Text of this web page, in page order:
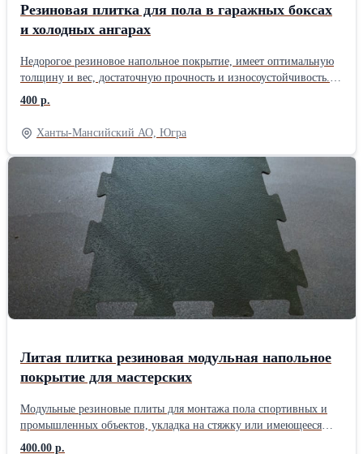
Резиновая плитка для пола в гаражных боксах
и холодных ангарах
Недорогое резиновое напольное покрытие, имеет оптимальную
толщину и вес, достаточную прочность и износоустойчивость.
Сборная плитка не только устойчива к нагрузкам и ударам, но и
способна защитить от повреждений несущее основание пола
(бетон, плиты, перекрытия). Резиновое покрытие применяется
для монтажа прочного пола в промышленных и технических,
спортивных и хозяйственных помещениях, на
производственных и ремонтных рабочих площадях с
повышенной нагрузкой на основания пола. Резиновые сборные
плиты можно уложить и на улице в качестве тротуарных
площадок. Плитку из резины можно укладывать в
неотапливаемых гаражах, боксах и ангарах, так как покрытие не
боится отрицательных температур. Литая резина не впитывает
влагу (не крошка). Технические характеристики: Размер модуля
— 500х500 мм Толщина — 10-11 мм Жесткость — 70-85 Sh A
Вес модуля — 2,9-3 кг
400 р.
Ханты-Мансийский АО, Югра
Литая плитка резиновая модульная напольное
покрытие для мастерских
Модульные резиновые плиты для монтажа пола спортивных и
промышленных объектов, укладка на стяжку или имеющееся
основания. Резиновые плиты марки «Резиплит Double», одно из
400.00 р.